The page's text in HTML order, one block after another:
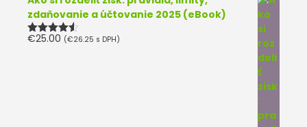
zdaňovanie a účtovanie 2025 (eBook)
Hodnotenie
€25.00 (€26.25 s DPH)